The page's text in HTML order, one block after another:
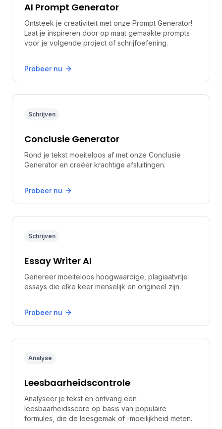
AI Prompt Generator
Ontsteek je creativiteit met onze Prompt Generator!
Laat je inspireren door op maat gemaakte prompts
voor je volgende project of schrijfoefening.
Probeer nu
Schrijven
Conclusie Generator
Rond je tekst moeiteloos af met onze Conclusie
Generator en creëer krachtige afsluitingen.
Probeer nu
Schrijven
Essay Writer AI
Genereer moeiteloos hoogwaardige, plagiaatvrije
essays die elke keer menselijk en origineel zijn.
Probeer nu
Analyse
Leesbaarheidscontrole
Analyseer je tekst en ontvang een
leesbaarheidsscore op basis van populaire
formules, die de leesgemak of -moeilijkheid meten.